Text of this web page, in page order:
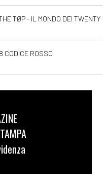
TØP - IL MONDO DEI TWENTY
CODICE ROSSO